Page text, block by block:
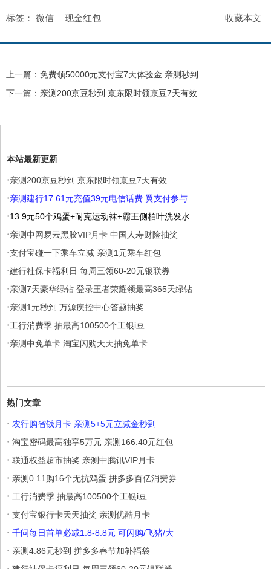
收藏本文
标签： 微信 现金红包
上一篇： 免费领50000元支付宝7天体验金 亲测秒到
下一篇： 亲测200京豆秒到 京东限时领京豆7天有效
本站最新更新
·亲测200京豆秒到 京东限时领京豆7天有效
·亲测建行17.61元充值39元电信话费 翼支付参与
·13.9元50个鸡蛋+耐克运动袜+霸王侧柏叶洗发水
·亲测中网易云黑胶VIP月卡 中国人寿财险抽奖
·支付宝碰一下乘车立减 亲测1元乘车红包
·建行社保卡福利日 每周三领60-20元银联券
·亲测7天豪华绿钻 登录王者荣耀领最高365天绿钻
·亲测1元秒到 万源疾控中心答题抽奖
·工行消费季 抽最高100500个工银i豆
·亲测中免单卡 淘宝闪购天天抽免单卡
热门文章
· 农行购省钱月卡 亲测5+5元立减金秒到
· 淘宝密码最高独享5万元 亲测166.40元红包
· 联通权益超市抽奖 亲测中腾讯VIP月卡
· 亲测0.11购16个无抗鸡蛋 拼多多百亿消费券
· 工行消费季 抽最高100500个工银i豆
· 支付宝银行卡天天抽奖 亲测优酷月卡
· 千问每日首单必减1.8-8.8元 可闪购/飞猪/大
· 亲测4.86元秒到 拼多多春节加补福袋